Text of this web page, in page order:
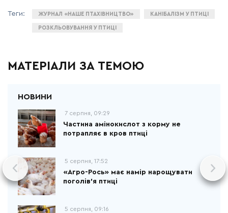
ЖУРНАЛ «НАШЕ ПТАХІВНИЦТВО» КАНІБАЛІЗМ У ПТИЦІ
РОЗКЛЬОВУВАННЯ У ПТИЦІ
МАТЕРІАЛИ ЗА ТЕМОЮ
7 серпня, 09:29
Частина амінокислот з корму не
потрапляє в кров птиці
5 серпня, 17:52
«Агро-Рось» має намір нарощувати
поголів'я птиці
5 серпня, 09:16